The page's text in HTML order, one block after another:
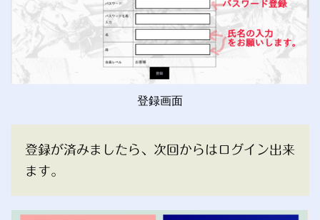
登録画面
登録が済みましたら、次回からはログイン出来
ます。